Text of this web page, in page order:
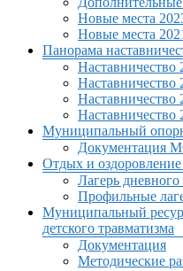
Новые места
Новые места
Панорама
Наставничество
Наставничество
Наставничество
Наставничество
Муниципальный
Документация
Отдых и оздоровление
Лагерь
Профильные
Муниципальный
детского травматизма
Документация
Методические